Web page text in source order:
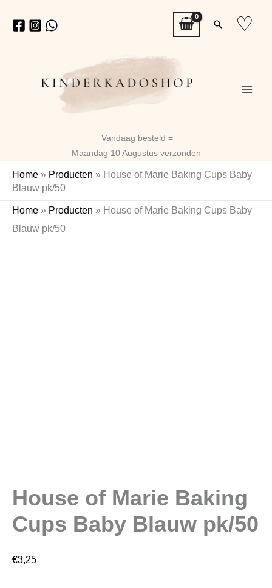
naar
Zoeken
♡
Vandaag besteld =
Maandag 10 Augustus verzonden
Home » Producten » House of Marie Baking Cups Baby
Blauw pk/50
Home » Producten » House of Marie Baking Cups Baby
Blauw pk/50
House of Marie Baking
Cups Baby Blauw pk/50
€3,25
House
Marie